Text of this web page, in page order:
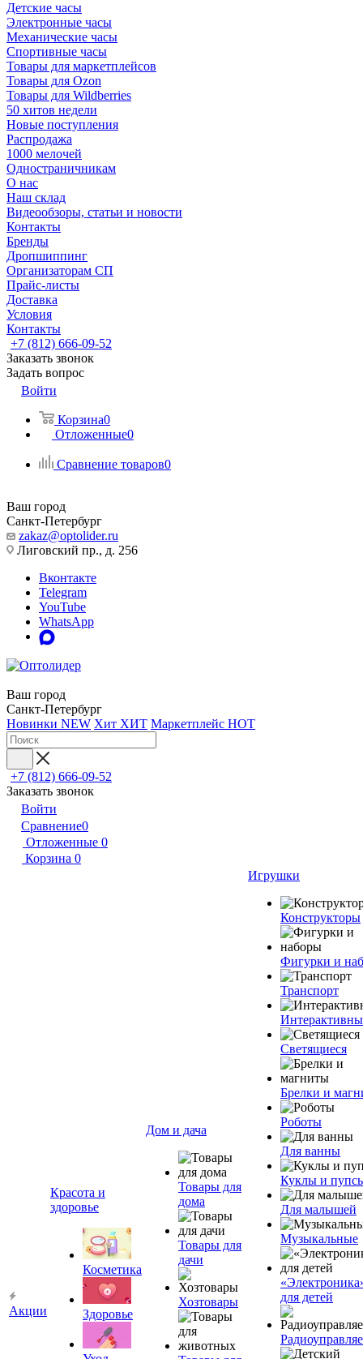
Детские часы
Электронные часы
Механические часы
Спортивные часы
Товары для маркетплейсов
Товары для Ozon
Товары для Wildberries
50 хитов недели
Новые поступления
Распродажа
1000 мелочей
Одностраничникам
О нас
Наш склад
Видеообзоры, статьи и новости
Контакты
Бренды
Дропшиппинг
Организаторам СП
Прайс-листы
Доставка
Условия
Контакты
+7 (812) 666-09-52
Заказать звонок
Задать вопрос
Войти
Корзина0
Отложенные0
Сравнение товаров0
Ваш город
Санкт-Петербург
zakaz@optolider.ru
Лиговский пр., д. 256
Вконтакте
Telegram
YouTube
WhatsApp
Ваш город
Санкт-Петербург
Новинки NEW Хит ХИТ Маркетплейс HOT
+7 (812) 666-09-52
Заказать звонок
Войти
Сравнение0
Отложенные 0
Корзина 0
Акции
Красота и
здоровье
Косметика
Здоровье
Дом и дача
Товары для
дома
Товары для
дачи
Хозтовары
Игрушки
Конструкторы
Фигурки и
Транспорт
Светящиеся
Брелки и
Роботы
Для ванны
Куклы и
Для малышей
Музыкальные
для детей